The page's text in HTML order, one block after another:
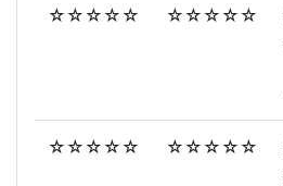
☆☆☆☆☆ ☆☆☆☆☆
☆☆☆☆☆ ☆☆☆☆☆